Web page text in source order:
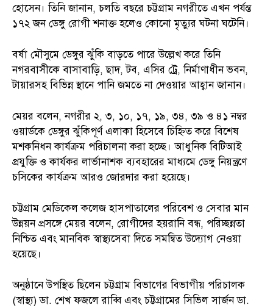
হোসেন। তিনি জানান, চলতি বছরে চট্টগ্রাম নগরীতে এখন পর্যন্ত
১৭২ জন ডেঙ্গু রোগী শনাক্ত হলেও কোনো মৃত্যুর ঘটনা ঘটেনি।
বর্ষা মৌসুমে ডেঙ্গুর ঝুঁকি বাড়তে পারে উল্লেখ করে তিনি
নগরবাসীকে বাসাবাড়ি, ছাদ, টব, এসির ট্রে, নির্মাণাধীন ভবন,
টায়ারসহ বিভিন্ন স্থানে পানি জমতে না দেওয়ার আহ্বান জানান।
মেয়র বলেন, নগরীর ২, ৩, ১০, ১৭, ১৯, ৩৪, ৩৯ ও ৪১ নম্বর
ওয়ার্ডকে ডেঙ্গুর ঝুঁকিপূর্ণ এলাকা হিসেবে চিহ্নিত করে বিশেষ
মশকনিধন কার্যক্রম পরিচালনা করা হচ্ছে। আধুনিক বিটিআই
প্রযুক্তি ও কার্যকর লার্ভানাশক ব্যবহারের মাধ্যমে ডেঙ্গু নিয়ন্ত্রণে
চসিকের কার্যক্রম আরও জোরদার করা হয়েছে।
চট্টগ্রাম মেডিকেল কলেজ হাসপাতালের পরিবেশ ও সেবার মান
উন্নয়ন প্রসঙ্গে মেয়র বলেন, রোগীদের হয়রানি বন্ধ, পরিচ্ছন্নতা
নিশ্চিত এবং মানবিক স্বাস্থ্যসেবা দিতে সমন্বিত উদ্যোগ নেওয়া
হয়েছে।
অনুষ্ঠানে উপস্থিত ছিলেন চট্টগ্রাম বিভাগের বিভাগীয় পরিচালক
(স্বাস্থ্য) ডা. শেখ ফজলে রাব্বি এবং চট্টগ্রামের সিভিল সার্জন ডা.